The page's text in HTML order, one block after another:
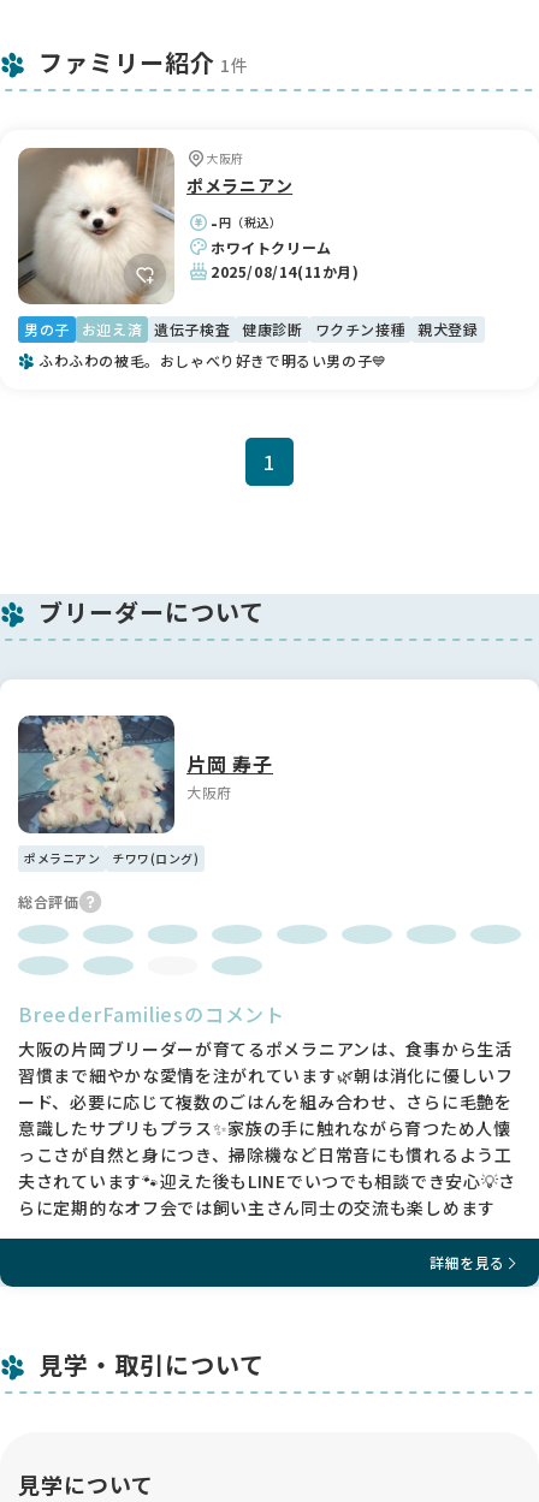
ファミリー紹介 1件
大阪府
ポメラニアン
-円（税込）
ホワイトクリーム
2025/08/14(11か月)
男の子 お迎え済 遺伝子検査 健康診断 ワクチン接種
親犬登録
ふわふわの被毛。おしゃべり好きで明るい男の子💙
1
ブリーダーについて
片岡 寿子
大阪府
ポメラニアン チワワ(ロング)
総合評価
BreederFamiliesのコメント
大阪の片岡ブリーダーが育てるポメラニアンは、食事から生活
習慣まで細やかな愛情を注がれています🌿朝は消化に優しいフ
ード、必要に応じて複数のごはんを組み合わせ、さらに毛艶を
意識したサプリもプラス✨家族の手に触れながら育つため人懐
っこさが自然と身につき、掃除機など日常音にも慣れるよう工
夫されています🐾迎えた後もLINEでいつでも相談でき安心💡さ
らに定期的なオフ会では飼い主さん同士の交流も楽しめます
詳細を見る
見学・取引について
見学について